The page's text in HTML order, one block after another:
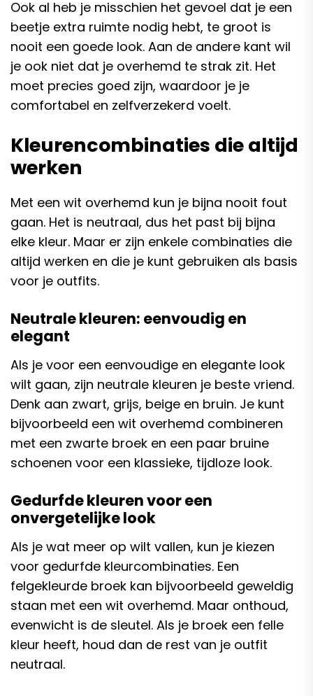
Ook al heb je misschien het gevoel dat je een
beetje extra ruimte nodig hebt, te groot is
nooit een goede look. Aan de andere kant wil
je ook niet dat je overhemd te strak zit. Het
moet precies goed zijn, waardoor je je
comfortabel en zelfverzekerd voelt.
Kleurencombinaties die altijd
werken
Met een wit overhemd kun je bijna nooit fout
gaan. Het is neutraal, dus het past bij bijna
elke kleur. Maar er zijn enkele combinaties die
altijd werken en die je kunt gebruiken als basis
voor je outfits.
Neutrale kleuren: eenvoudig en
elegant
Als je voor een eenvoudige en elegante look
wilt gaan, zijn neutrale kleuren je beste vriend.
Denk aan zwart, grijs, beige en bruin. Je kunt
bijvoorbeeld een wit overhemd combineren
met een zwarte broek en een paar bruine
schoenen voor een klassieke, tijdloze look.
Gedurfde kleuren voor een
onvergetelijke look
Als je wat meer op wilt vallen, kun je kiezen
voor gedurfde kleurcombinaties. Een
felgekleurde broek kan bijvoorbeeld geweldig
staan met een wit overhemd. Maar onthoud,
evenwicht is de sleutel. Als je broek een felle
kleur heeft, houd dan de rest van je outfit
neutraal.